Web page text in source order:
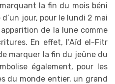
la fin du mois béni
jour, pour le lundi 2 mai
de la lune comme
En effet, l’Aïd el-Fitr
marquer la fin du jeûne du
également, pour les
du monde entier, un grand